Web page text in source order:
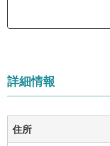
詳細情報
住所